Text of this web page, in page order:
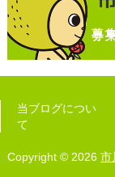
当ブログについ
て
Copyright © 2026 市